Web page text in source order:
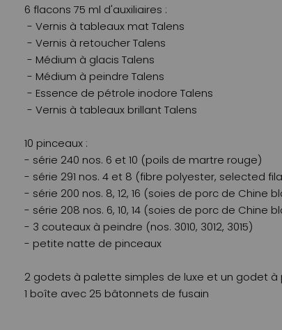
6 flacons 75 ml d'auxiliaires :
- Vernis à tableaux mat Talens
- Vernis à retoucher Talens
- Médium à glacis Talens
- Médium à peindre Talens
- Essence de pétrole inodore Talens
- Vernis à tableaux brillant Talens
10 pinceaux :
- série 240 nos. 6 et 10 (poils de martre rouge)
- série 291 nos. 4 et 8 (fibre polyester, selected
- série 200 nos. 8, 12, 16 (soies de porc de Chine
- série 208 nos. 6, 10, 14 (soies de porc de Chine
- 3 couteaux à peindre (nos. 3010, 3012, 3015)
- petite natte de pinceaux
2 godets à palette simples de luxe et un godet
1 boîte avec 25 bâtonnets de fusain